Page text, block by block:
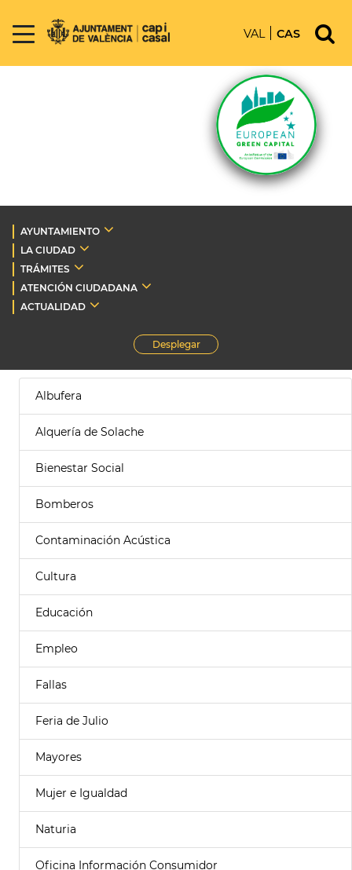
VAL CAS
AYUNTAMIENTO
LA CIUDAD
TRÁMITES
ATENCIÓN CIUDADANA
ACTUALIDAD
Desplegar
Albufera
Alquería de Solache
Bienestar Social
Bomberos
Contaminación Acústica
Cultura
Educación
Empleo
Fallas
Feria de Julio
Mayores
Mujer e Igualdad
Naturia
Oficina Información Consumidor